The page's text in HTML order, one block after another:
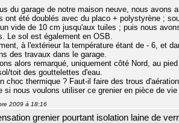
du garage de notre maison neuve, nous avons
ont été doublés avec du placo + polystyrène ;
vide de 10 cm jusqu'aux tuiles ; puis nous
Le sol est également en OSB.
à l'extérieur la température étant de - 6, et
des travaux dans le garage.
alors remarqué, uniquement côté Nord, au
toit des gouttelettes d'eau.
choc thermique ? Faut-il faire des trous
si nous voulons utiliser ce grenier en pièce de vie
2009 à 18:16
grenier pourtant isolation laine de